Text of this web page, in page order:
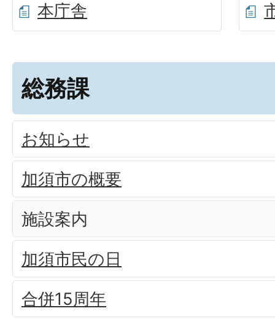
本庁舎
総務課
お知らせ
加須市の概要
施設案内
加須市民の日
合併15周年